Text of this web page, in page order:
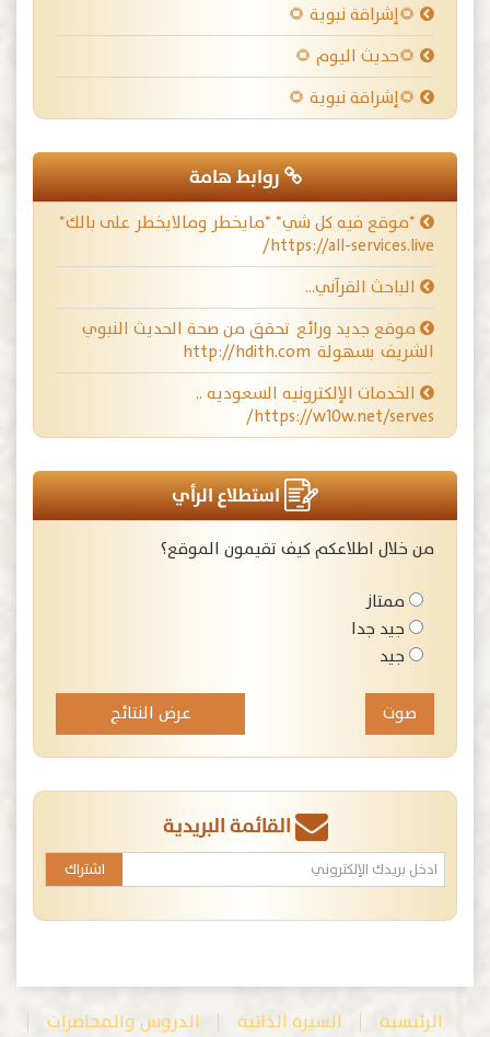
🌻إشراقة نبوية 🌻
🌻حديث اليوم 🌻
🌻إشراقة نبوية 🌻
روابط هامة
*موقع فيه كل شي* *مايخطر ومالايخطر على بالك*
https://all-services.live/
الباحث القرآني…
موقع جديد ورائع تحقق من صحة الحديث النبوي
الشريف بسهولة http://hdith.com
الخدمات الإلكترونيه السعوديه ..
https://w10w.net/serves/
استطلاع الرأي
من خلال اطلاعكم كيف تقيمون الموقع؟
ممتاز
جيد جدا
جيد
عرض النتائج
القائمة البريدية
الرئيسية السيرة الذاتية
الدروس والمحاضرات